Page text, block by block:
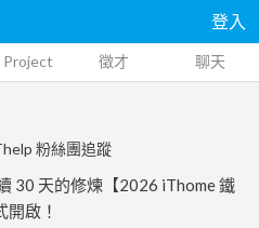
登入
Project 徵才 聊天
粉絲團追蹤
30 天的修煉【2026 iThome 鐵
開啟！